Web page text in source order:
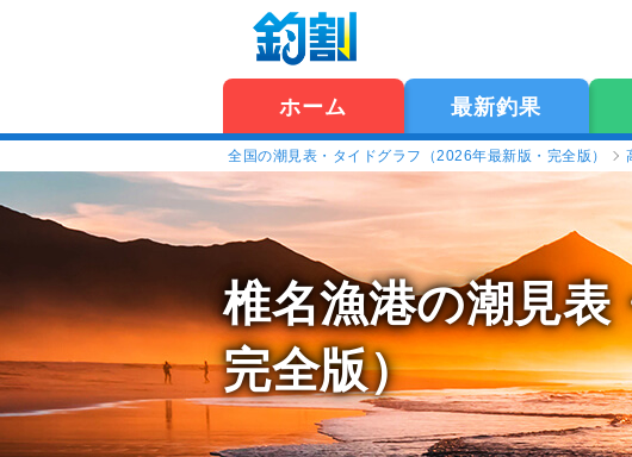
ホーム 最新釣果
全国の潮見表・タイドグラフ（2026年最新版・完全版）
椎名漁港の潮見表
完全版）